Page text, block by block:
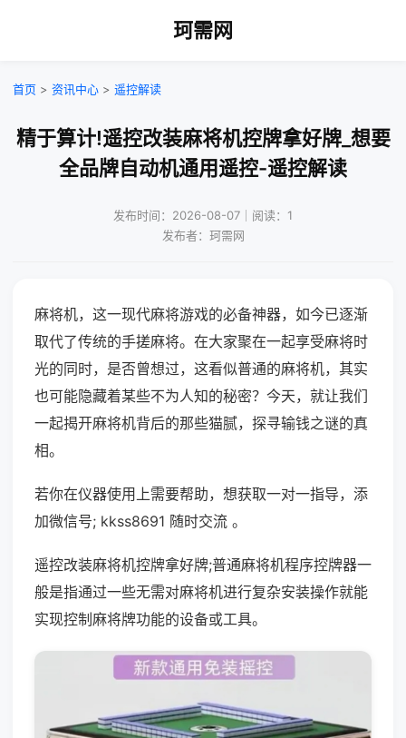
珂需网
首页 > 资讯中心 > 遥控解读
精于算计!遥控改装麻将机控牌拿好牌_想要
全品牌自动机通用遥控-遥控解读
发布时间：2026-08-07｜阅读：1
发布者：珂需网
麻将机，这一现代麻将游戏的必备神器，如今已逐渐
取代了传统的手搓麻将。在大家聚在一起享受麻将时
光的同时，是否曾想过，这看似普通的麻将机，其实
也可能隐藏着某些不为人知的秘密？今天，就让我们
一起揭开麻将机背后的那些猫腻，探寻输钱之谜的真
相。
若你在仪器使用上需要帮助，想获取一对一指导，添
加微信号; kkss8691 随时交流 。
遥控改装麻将机控牌拿好牌;普通麻将机程序控牌器一
般是指通过一些无需对麻将机进行复杂安装操作就能
实现控制麻将牌功能的设备或工具。